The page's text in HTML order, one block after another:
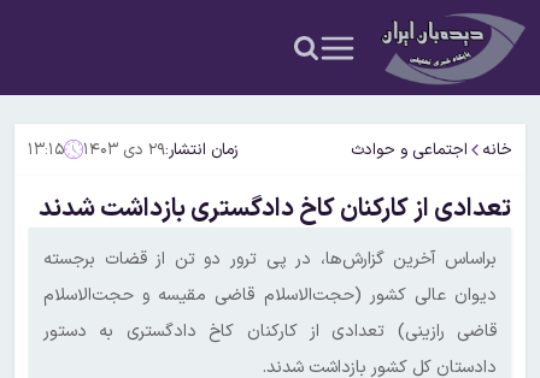
خانه اجتماعی و حوادث زمان انتشار:۲۹ دی ۱۴۰۳ ۱۳:۱۵
تعدادی از کارکنان کاخ دادگستری بازداشت شدند
براساس آخرین گزارش‌ها، در پی ترور دو تن از قضات برجسته
دیوان عالی کشور (حجت‌الاسلام قاضی مقیسه و حجت‌الاسلام
قاضی رازینی) تعدادی از کارکنان کاخ دادگستری به دستور
دادستان کل کشور بازداشت شدند.